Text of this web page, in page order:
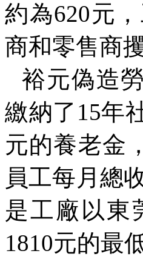
約為620元
商和零售商
裕元偽造
繳納了 15年
元的養老金
員工每月總
是工廠以東
1810元的最